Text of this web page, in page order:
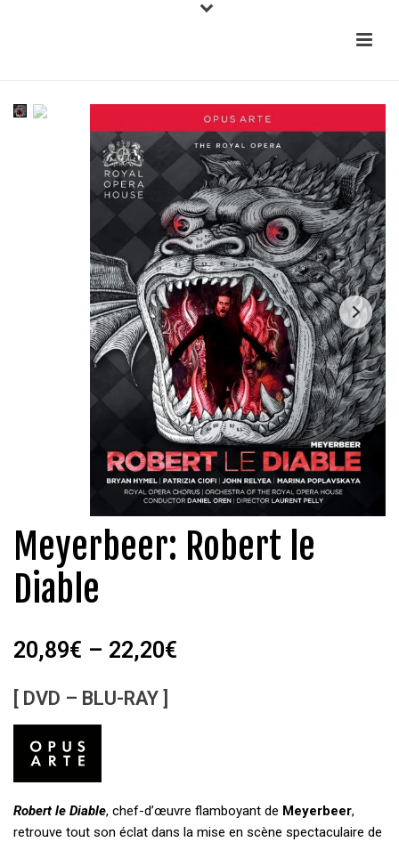
Meyerbeer: Robert le
Diable
20,89€ – 22,20€
[ DVD – BLU-RAY ]
Robert le Diable, chef-d’œuvre flamboyant de Meyerbeer,
retrouve tout son éclat dans la mise en scène spectaculaire de